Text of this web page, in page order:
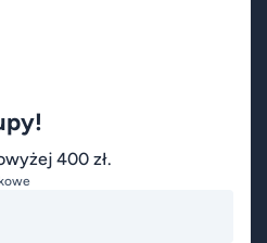
400 zł.